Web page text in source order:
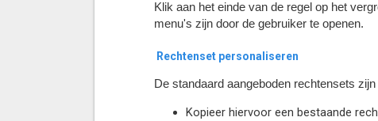
Klik aan het einde van de regel op het
menu's zijn door de gebruiker te openen.
Rechtenset personaliseren
De standaard aangeboden rechtensets
Kopieer hiervoor een bestaande